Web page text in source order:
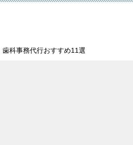
歯科事務代行おすすめ11選